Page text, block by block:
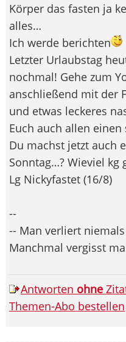
Körper das fasten ja
alles…
Ich werde berichten
Letzter Urlaubstag
nochmal! Gehe zum
anschließend mit der
und etwas leckeres
Euch auch allen einen
Du machst jetzt auch
Sonntag…? Wieviel kg
Lg Nickyfastet (16/8)
--
-- Man verliert
Manchmal vergisst
Antworten ohne
Themen-Abo bestellen